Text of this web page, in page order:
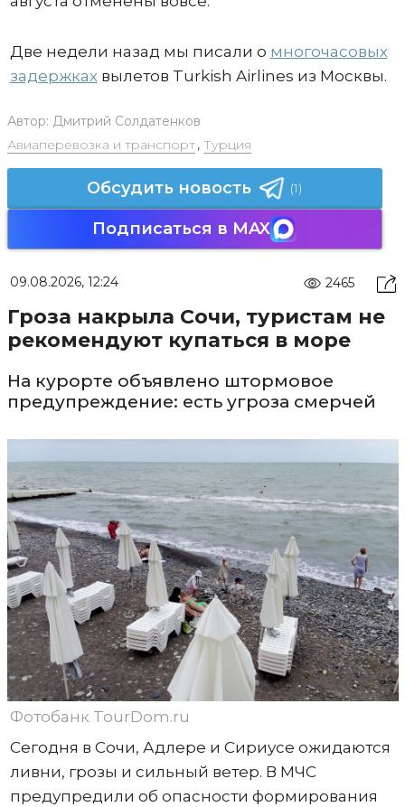
Две недели назад мы писали о многочасовых
задержкахвылетов Turkish Airlines из Москвы.
Автор: Дмитрий Солдатенков
Авиаперевозка и транспорт, Турция
Обсудить новость (1)
Подписаться в MAX
09.08.2026, 12:24 2465
Гроза накрыла Сочи, туристам не
рекомендуют купаться в море
На курорте объявлено штормовое
предупреждение: есть угроза смерчей
Фотобанк TourDom.ru
Сегодня в Сочи, Адлере и Сириусе ожидаются
ливни, грозы и сильный ветер. В МЧС
предупредили об опасности формирования